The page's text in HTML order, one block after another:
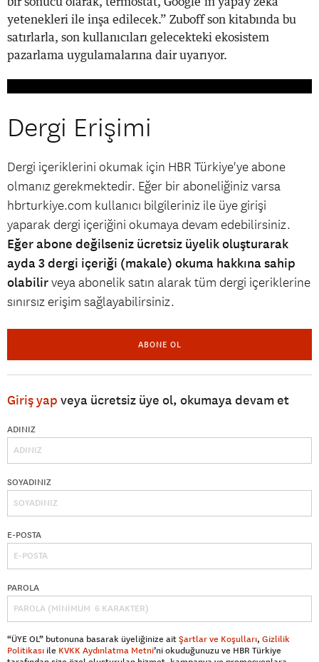
yetenekleri ile inşa edilecek.” Zuboff son kitabında bu
satırlarla, son kullanıcıları gelecekteki ekosistem
pazarlama uygulamalarına dair uyarıyor.
Dergi Erişimi
Dergi içeriklerini okumak için HBR Türkiye'ye abone
olmanız gerekmektedir. Eğer bir aboneliğiniz varsa
hbrturkiye.com kullanıcı bilgileriniz ile üye girişi
yaparak dergi içeriğini okumaya devam edebilirsiniz.
Eğer abone değilseniz ücretsiz üyelik oluşturarak
ayda 3 dergi içeriği (makale) okuma hakkına sahip
olabilirveya abonelik satın alarak tüm dergi içeriklerine
sınırsız erişim sağlayabilirsiniz.
ABONE OL
Giriş yap veya ücretsiz üye ol, okumaya devam et
ADINIZ
SOYADINIZ
E-POSTA
PAROLA
“ÜYE OL” butonuna basarak üyeliğinize aitŞartlar ve Koşulları, Gizlilik
Politikası ile KVKK Aydınlatma Metni’ni okuduğunuzu ve HBR Türkiye